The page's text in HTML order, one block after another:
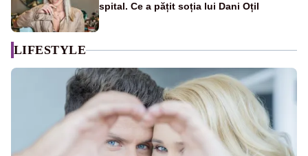
spital. Ce a pățit soția lui Dani Oțil
LIFESTYLE